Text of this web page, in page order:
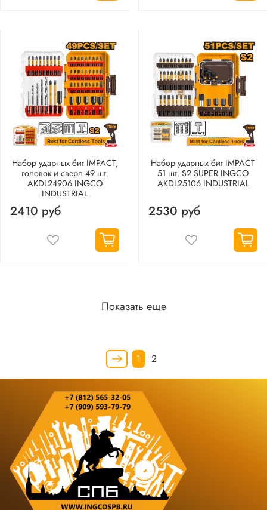
Набор ударных бит IMPACT,
головок и сверл 49 шт.
AKDL24906 INGCO
INDUSTRIAL
2410 руб
Набор ударных бит IMPACT
51 шт. S2 SUPER INGCO
AKDL25106 INDUSTRIAL
2530 руб
Показать еще
1 2